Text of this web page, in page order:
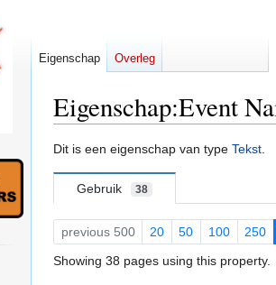
Eigenschap:Event
Naar
springen
Naar
springen
Dit is een eigenschap van type Tekst.
Gebruik 38
previous 500 20 50 100 250
Showing 38 pages using this property.
Eigenschap Overleg